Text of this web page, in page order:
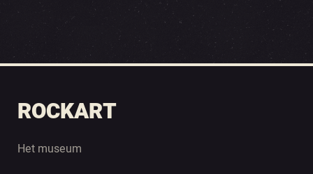
ROCKART
Het museum